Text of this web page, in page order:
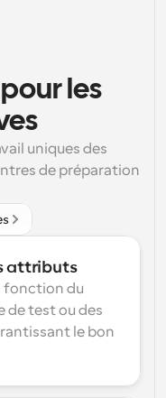
les
uniques des
de préparation
attributs
fonction du
de test ou des
le bon